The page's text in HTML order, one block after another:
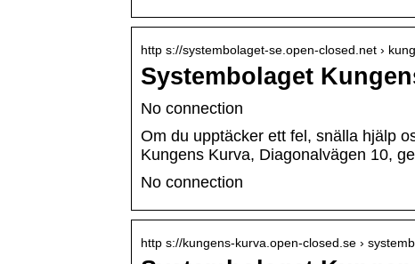
http s://systembolaget-se.open-closed.net ›
Systembolaget
No connection
Om du upptäcker ett fel, snälla hjälp
Kungens Kurva, Diagonalvägen 10,
No connection
http s://kungens-kurva.open-closed.se ›